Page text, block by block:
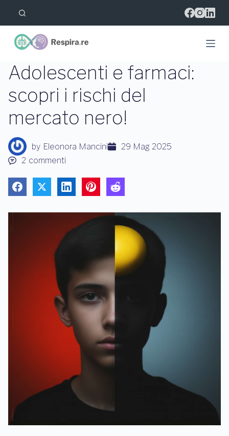
l
c
n
t
t
o
Adolescenti e farmaci:
scopri i rischi del
mercato nero!
by Eleonora Mancini
29 Mag 2025
2 commenti